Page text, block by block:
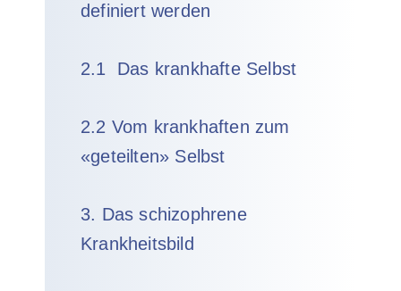
definiert werden
2.1 Das krankhafte Selbst
2.2 Vom krankhaften zum
«geteilten» Selbst
3. Das schizophrene
Krankheitsbild